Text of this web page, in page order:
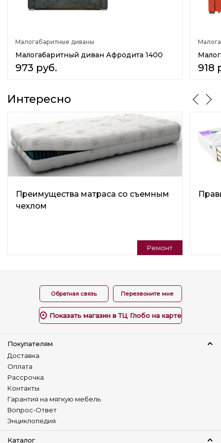
Боковины
Мягкие
Материал каркаса
Массив дерева
Количество спальных мест
односпальный
Назначение
В спальню
В прихожую
На кухню
Современный( Modern)
Молодёжный
Практичный
Подушки в комплекте
Нет
Варианты трансформации
Раскладной
Регулируемая спинка
Нет
Универсальный угол
Нет
Изготовление в коже
Малогабаритные диваны
Малогабаритный диван Афродита 1400
973 руб. 918
Интересно
Преимущества матраса со съемным
чехлом
Ремонт
Обратная связь Перезвоните мне
Показать магазин в ТЦ Глобо на карте
Покупателям
Доставка
Оплата
Рассрочка
Контакты
Гарантия на мягкую мебель
Вопрос-Ответ
Энциклопедия
Каталог